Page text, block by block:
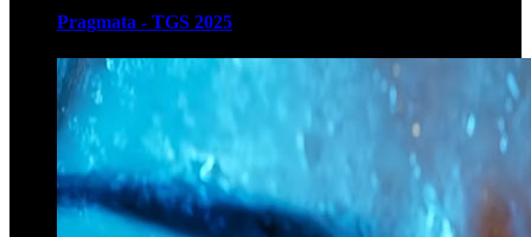
Pragmata - TGS 2025